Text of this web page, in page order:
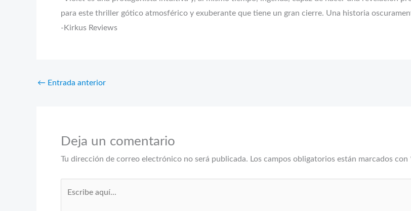
para este thriller gótico atmosférico y exuberante que tiene un gran cierre. Una historia
-Kirkus Reviews
← Entrada anterior
Deja un comentario
Tu dirección de correo electrónico no será publicada. Los campos obligatorios están marcados con